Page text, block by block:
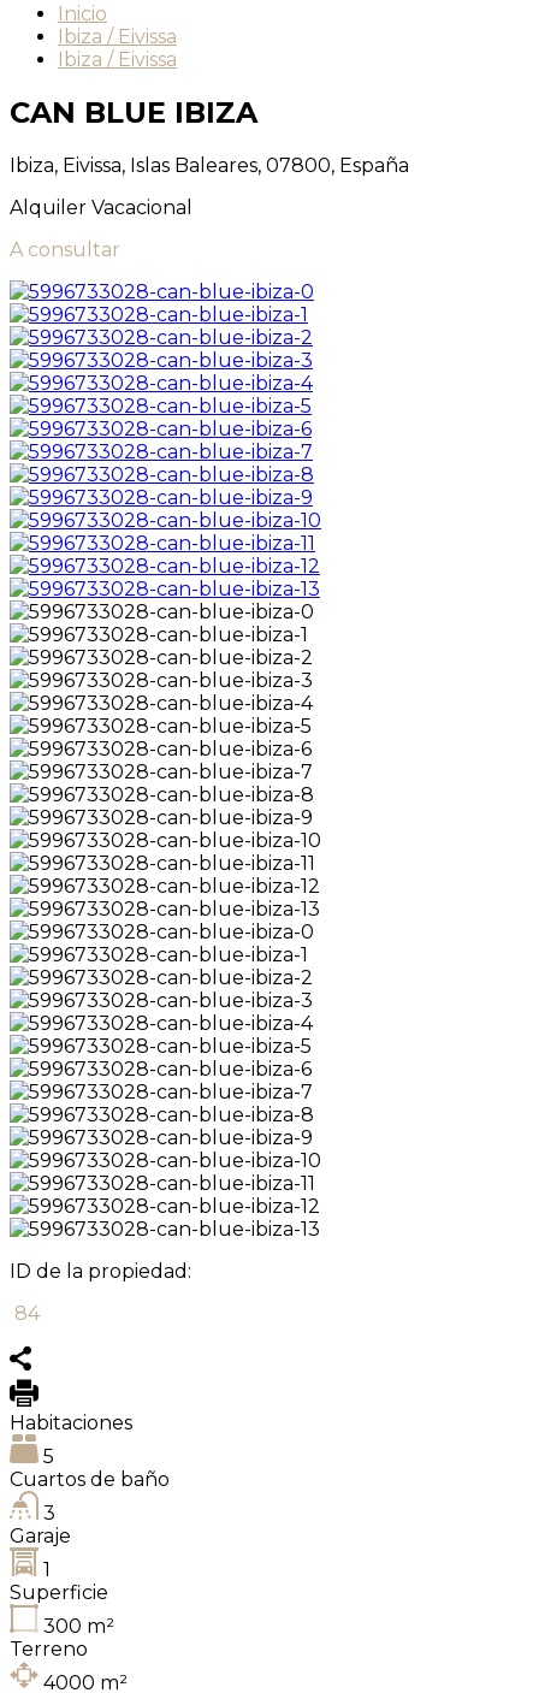
Inicio
Ibiza / Eivissa
Ibiza / Eivissa
CAN BLUE IBIZA
Ibiza, Eivissa, Islas Baleares, 07800, España
Alquiler Vacacional
A consultar
ID de la propiedad:
84
Habitaciones
5
Cuartos de baño
3
Garaje
1
Superficie
300 m²
Terreno
4000 m²